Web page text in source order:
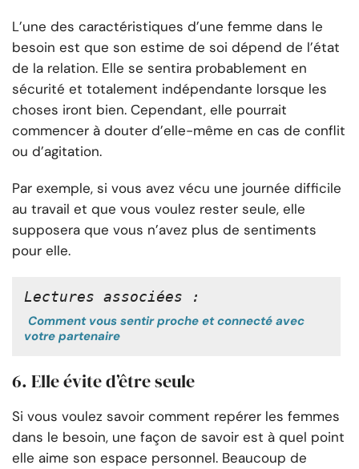
L’une des caractéristiques d’une femme dans le
besoin est que son estime de soi dépend de l’état
de la relation. Elle se sentira probablement en
sécurité et totalement indépendante lorsque les
choses iront bien. Cependant, elle pourrait
commencer à douter d’elle-même en cas de conflit
ou d’agitation.
Par exemple, si vous avez vécu une journée difficile
au travail et que vous voulez rester seule, elle
supposera que vous n’avez plus de sentiments
pour elle.
Lectures associées :
Comment vous sentir proche et connecté avec
votre partenaire
6. Elle évite d’être seule
Si vous voulez savoir comment repérer les femmes
dans le besoin, une façon de savoir est à quel point
elle aime son espace personnel. Beaucoup de